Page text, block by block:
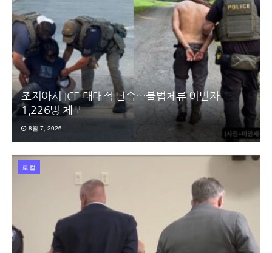
조지아서 ICE 대대적 단속…불법체류 이민자
1,226명 체포
8월 7, 2026
로컬